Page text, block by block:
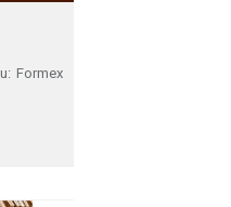
Formex